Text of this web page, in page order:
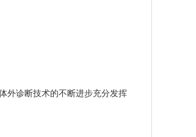
外诊断技术的不断进步充分发挥